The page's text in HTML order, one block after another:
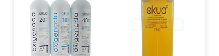
era:
5,99 €.4,99 €.